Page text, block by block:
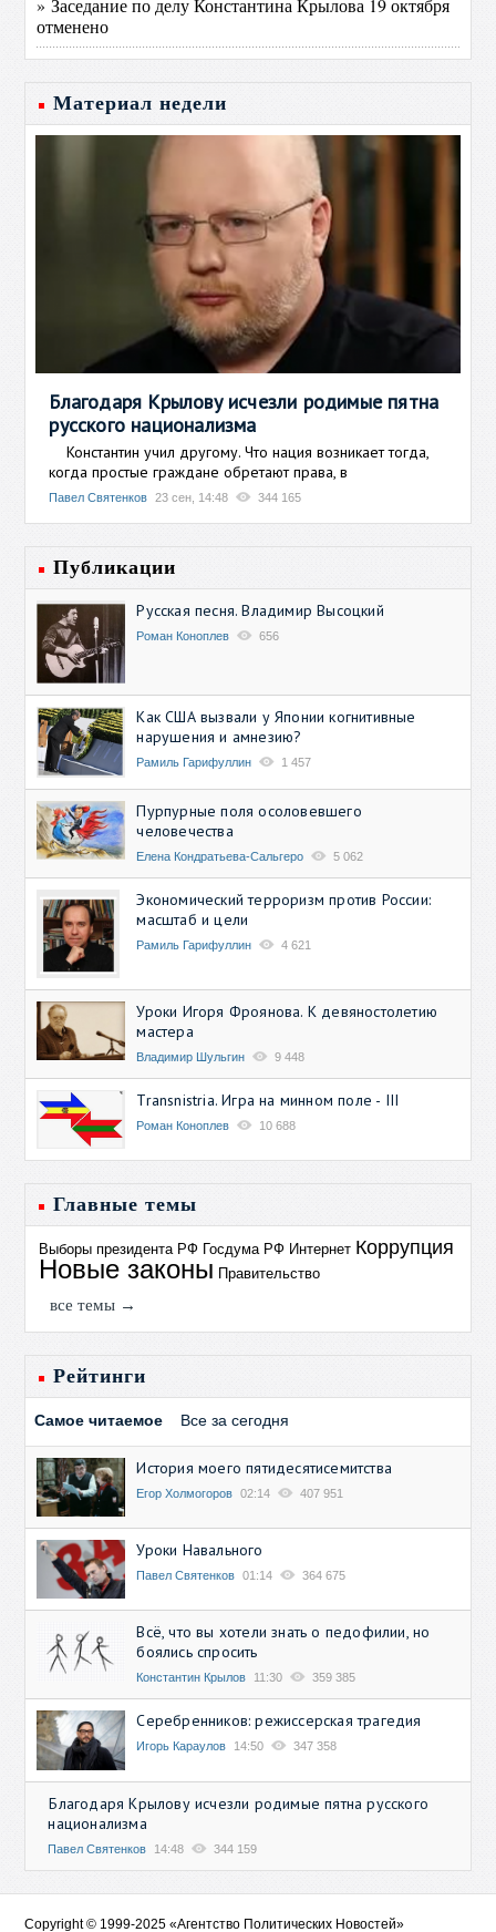
» Заседание по делу Константина Крылова 19 октября
отменено
Материал недели
Благодаря Крылову исчезли родимые пятна
русского национализма
Константин учил другому. Что нация возникает тогда,
когда простые граждане обретают права, в
Павел Святенков 23 сен, 14:48 344 165
Публикации
Русская песня. Владимир Высоцкий
Роман Коноплев 656
Как США вызвали у Японии когнитивные
нарушения и амнезию?
Рамиль Гарифуллин 1 457
Пурпурные поля осоловевшего
человечества
Елена Кондратьева-Сальгеро 5 062
Экономический терроризм против России:
масштаб и цели
Рамиль Гарифуллин 4 621
Уроки Игоря Фроянова. К девяностолетию
мастера
Владимир Шульгин 9 448
Transnistria. Игра на минном поле - III
Роман Коноплев 10 688
Главные темы
Выборы президента РФ Госдума РФ Интернет Коррупция
Новые законы Правительство
все темы →
Рейтинги
Самое читаемое Все за сегодня
История моего пятидесятисемитства
Егор Холмогоров 02:14 407 951
Уроки Навального
Павел Святенков 01:14 364 675
Всё, что вы хотели знать о педофилии, но
боялись спросить
Константин Крылов 11:30 359 385
Серебренников: режиссерская трагедия
Игорь Караулов 14:50 347 358
Благодаря Крылову исчезли родимые пятна русского
национализма
Павел Святенков 14:48 344 159
Copyright © 1999-2025 «Агентство Политических Новостей»